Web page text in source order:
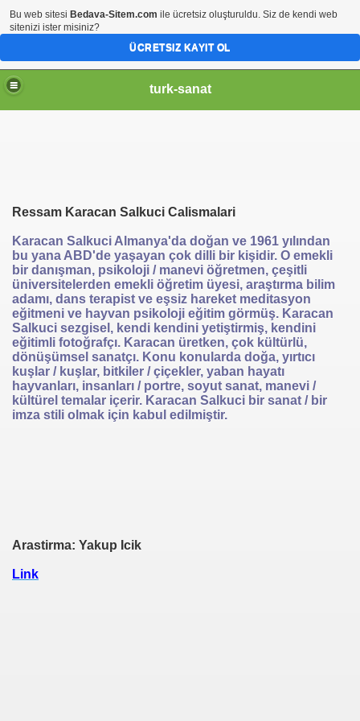
turk-sanat
Ressam Karacan Salkuci Calismalari
Karacan Salkuci Almanya'da doğan ve 1961 yılından
bu yana ABD'de yaşayan çok dilli bir kişidir. O emekli
bir danışman, psikoloji / manevi öğretmen, çeşitli
üniversitelerden emekli öğretim üyesi, araştırma bilim
adamı, dans terapist ve eşsiz hareket meditasyon
eğitmeni ve hayvan psikoloji eğitim görmüş. Karacan
Salkuci sezgisel, kendi kendini yetiştirmiş, kendini
eğitimli fotoğrafçı. Karacan üretken, çok kültürlü,
dönüşümsel sanatçı. Konu konularda doğa, yırtıcı
kuşlar / kuşlar, bitkiler / çiçekler, yaban hayatı
hayvanları, insanları / portre, soyut sanat, manevi /
kültürel temalar içerir. Karacan Salkuci bir sanat / bir
imza stili olmak için kabul edilmiştir.
Arastirma: Yakup Icik
Link
Bu web sitesi Bedava-Sitem.com ile ücretsiz oluşturuldu. Siz de kendi web
sitenizi ister misiniz?
ÜCRETSIZ KAYIT OL